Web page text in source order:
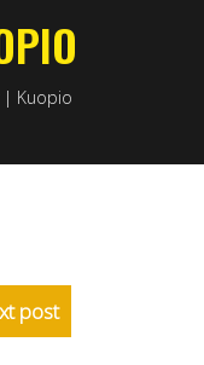
| Kuopio
post